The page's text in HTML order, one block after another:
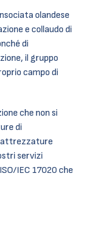
olandese
e collaudo di
di
il gruppo
campo di
che non si
di
attrezzature
servizi
IEC 17020 che